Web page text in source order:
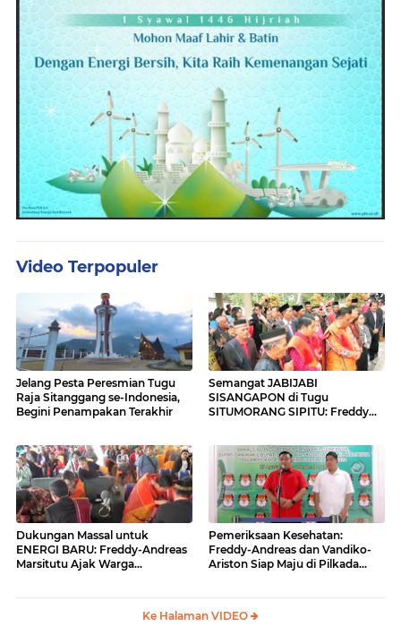
Video Terpopuler
Jelang Pesta Peresmian Tugu
Raja Sitanggang se-Indonesia,
Begini Penampakan Terakhir
Semangat JABIJABI
SISANGAPON di Tugu
SITUMORANG SIPITU: Freddy
Dukungan Massal untuk
ENERGI BARU: Freddy-Andreas
Marsitutu Ajak Warga
Pemeriksaan Kesehatan:
Freddy-Andreas dan Vandiko-
Ariston Siap Maju di Pilkada
Ke Halaman VIDEO